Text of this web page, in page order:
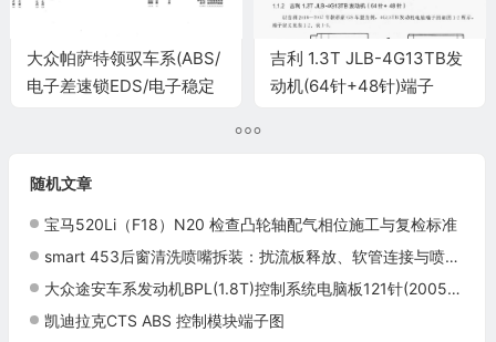
大众帕萨特领驭车系(ABS/
电子差速锁EDS/电子稳定
吉利 1.3T JLB-4G13TB发
动机(64针+48针)端子
随机文章
宝马520Li（F18）N20 检查凸轮轴配气相位施工与复检标准
smart 453后窗清洗喷嘴拆装：扰流板释放、软管连接与喷射检查
大众途安车系发动机BPL(1.8T)控制系统电脑板121针(2005款)(续)端子
凯迪拉克CTS ABS 控制模块端子图